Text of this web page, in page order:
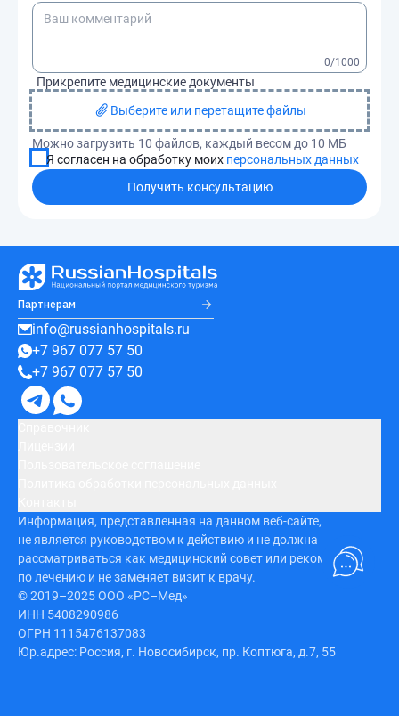
0/1000
Прикрепите медицинские документы
Выберите или перетащите файлы
Можно загрузить 10 файлов, каждый весом до 10 МБ
Я согласен на обработку моих персональных данных
Получить консультацию
Партнерам
info@russianhospitals.ru
+7 967 077 57 50
+7 967 077 57 50
Информация, представленная на данном веб-сайте,
не является руководством к действию и не должна
рассматриваться как медицинский совет или рекомендация
по лечению и не заменяет визит к врачу.
© 2019–2025 ООО «РС–Мед»
ИНН 5408290986
ОГРН 1115476137083
Юр.адрес: Россия, г. Новосибирск, пр. Коптюга, д.7, 55